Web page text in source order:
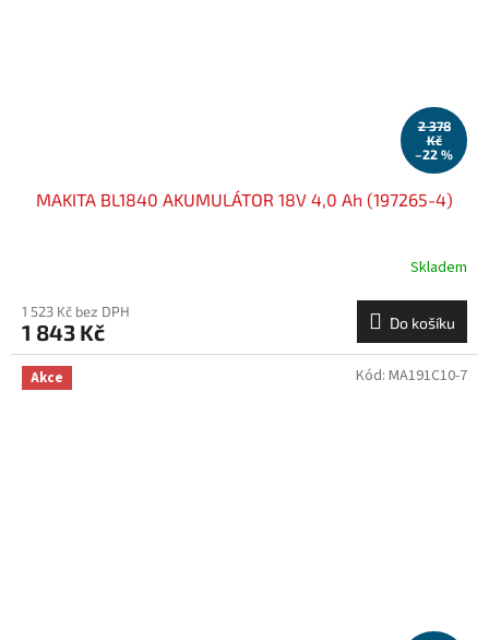
2 378
Kč
–22 %
MAKITA BL1840 AKUMULÁTOR 18V 4,0 Ah (197265-4)
Skladem
1 523 Kč bez DPH
1 843 Kč Do košíku
Akce Kód: MA191C10-7